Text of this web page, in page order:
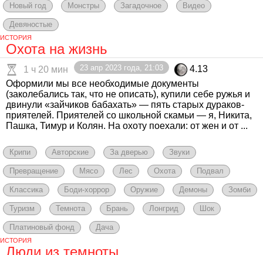
Новый год Монстры Загадочное Видео
Девяностые
ИСТОРИЯ
Охота на жизнь
1 ч 20 мин 23 апр 2023 года, 21:03
4.13
Оформили мы все необходимые документы
(заколебались так, что не описать), купили себе ружья и
двинули «зайчиков бабахать» — пять старых дураков-
приятелей. Приятелей со школьной скамьи — я, Никита,
Пашка, Тимур и Колян. На охоту поехали: от жен и от ...
Крипи Авторские За дверью Звуки
Превращение Мясо Лес Охота Подвал
Классика Боди-хоррор Оружие Демоны Зомби
Туризм Темнота Брань Лонгрид Шок
Платиновый фонд Дача
ИСТОРИЯ
Люди из темноты